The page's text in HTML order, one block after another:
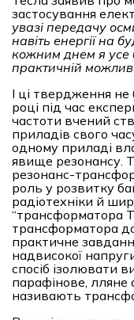
застосування
увазі передачу
навіть енергії на
кожним днем я усе
практичній
І ці твердження
році під час
частоти вчений
приладів свого
одному приладі
явище резонансу.
резонанс-
роль у розвитку
радіотехніки й
“трансформатора
трансформатора
практичне
надвисокої
спосіб ізолювати
парафінове, лляне
називають